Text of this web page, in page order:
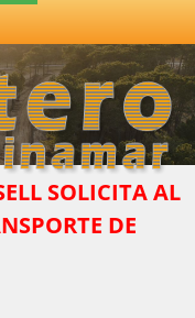
SOLICITA AL
DE